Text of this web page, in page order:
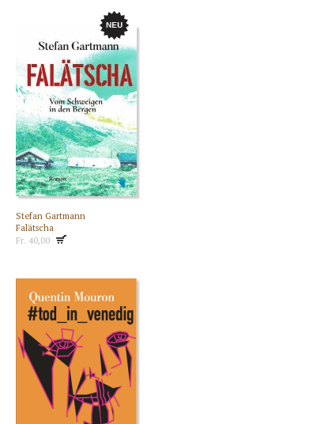
Stefan Gartmann
Falätscha
Fr. 40,00